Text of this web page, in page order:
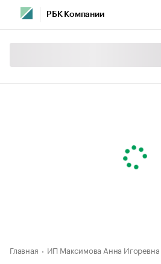
РБК Компании
Главная ИП Максимова Анна Игоревна